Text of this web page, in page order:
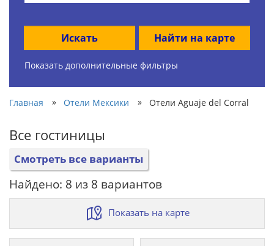
Искать Найти на карте
Показать дополнительные фильтры
Главная » Отели Мексики » Отели Aguaje del Corral
Все гостиницы
Смотреть все варианты
Найдено: 8 из 8 вариантов
Показать на карте